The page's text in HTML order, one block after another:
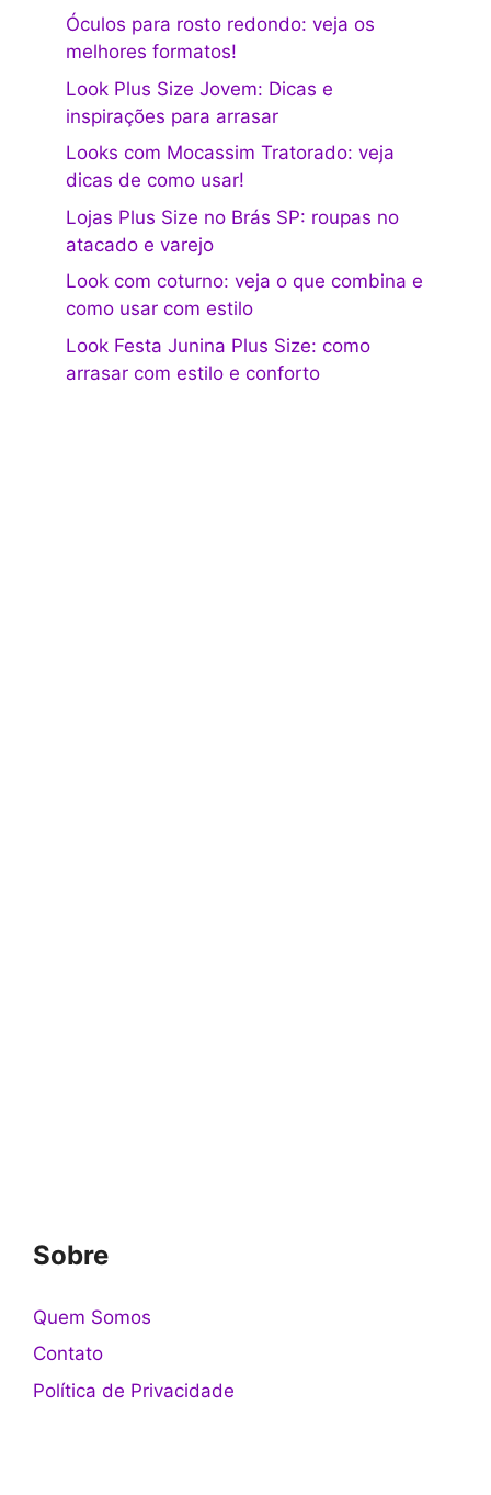
Óculos para rosto redondo: veja os
melhores formatos!
Look Plus Size Jovem: Dicas e
inspirações para arrasar
Looks com Mocassim Tratorado: veja
dicas de como usar!
Lojas Plus Size no Brás SP: roupas no
atacado e varejo
Look com coturno: veja o que combina e
como usar com estilo
Look Festa Junina Plus Size: como
arrasar com estilo e conforto
Sobre
Quem Somos
Contato
Política de Privacidade